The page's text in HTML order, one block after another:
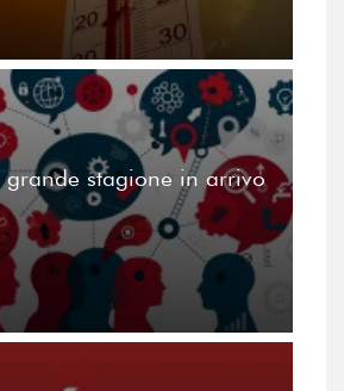
grande stagione in arrivo